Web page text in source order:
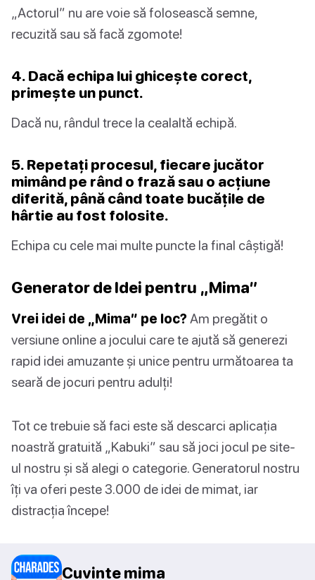
„Actorul” nu are voie să folosească semne,
recuzită sau să facă zgomote!
4. Dacă echipa lui ghicește corect,
primește un punct.
Dacă nu, rândul trece la cealaltă echipă.
5. Repetați procesul, fiecare jucător
mimând pe rând o frază sau o acțiune
diferită, până când toate bucățile de
hârtie au fost folosite.
Echipa cu cele mai multe puncte la final câștigă!
Generator de Idei pentru „Mima”
Vrei idei de „Mima” pe loc?Am pregătit o
versiune online a jocului care te ajută să generezi
rapid idei amuzante și unice pentru următoarea ta
seară de jocuri pentru adulți!
Tot ce trebuie să faci este să descarci aplicația
noastră gratuită „Kabuki” sau să joci jocul pe site-
ul nostru și să alegi o categorie. Generatorul nostru
îți va oferi peste 3.000 de idei de mimat, iar
distracția începe!
Cuvinte mima